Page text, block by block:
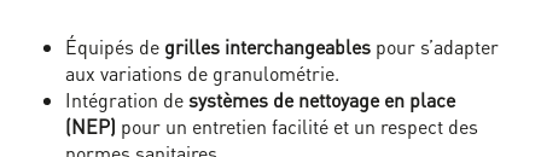
Équipés de grilles interchangeables pour s’adapter
aux variations de granulométrie.
Intégration desystèmes de nettoyage en place
(NEP) pour un entretien facilité et un respect des